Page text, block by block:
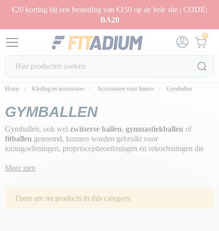
€20 korting bij een besteding van €150 op de hele site | CODE:
BA20
0
Home Kleding en accessoires Accessoires voor fitness Gymballen
GYMBALLEN
Gymballen, ook wel zwitserse ballen, gymnastiekballen of
fitballen genoemd, kunnen worden gebruikt voor
toningoefeningen, proprioceptieoefeningen en rekoefeningen die
feite opblaasbare ballen
meeste sportscholen en lessen voor lichte gymnastiek, pilates,
krachttraining en revalidatie.
Meer zien
There are no products in this category.